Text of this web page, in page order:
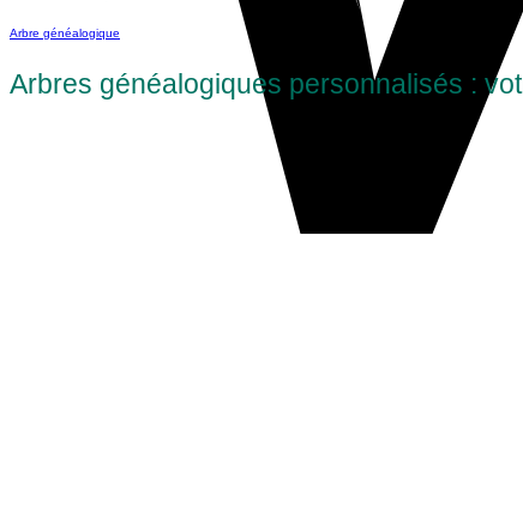
Arbre généalogique
Arbres généalogiques personnalisés :